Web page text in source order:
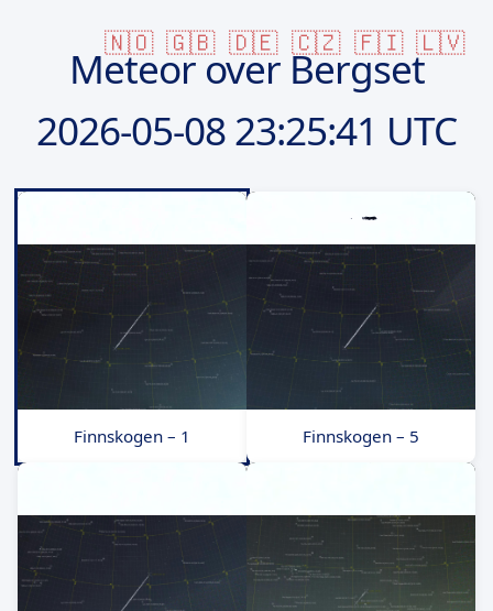
🇳🇴 🇬🇧 🇩🇪 🇨🇿 🇫🇮 🇱🇻
Meteor over Bergset
2026-05-0823:25:41 UTC
Finnskogen – 1 Finnskogen – 5